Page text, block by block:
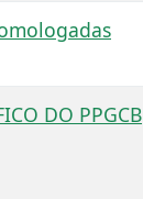
DO PPGCB